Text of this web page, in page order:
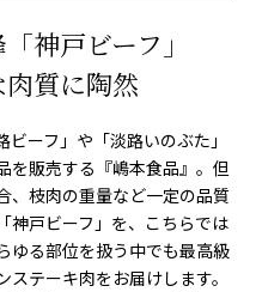
神戸ビーフ」
質に陶然
ーフ」や「淡路いのぶた」
を販売する『嶋本食品』。但
、枝肉の重量など一定の品質
神戸ビーフ」を、こちらでは
ゆる部位を扱う中でも最高級
テーキ肉をお届けします。